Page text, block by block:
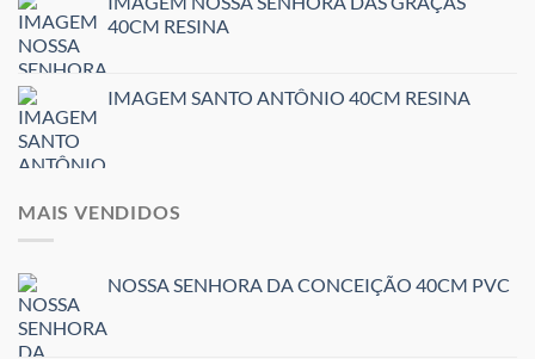
40CM RESINA
IMAGEM SANTO ANTÔNIO 40CM RESINA
MAIS VENDIDOS
NOSSA SENHORA DA CONCEIÇÃO 40CM PVC